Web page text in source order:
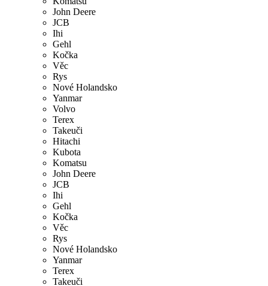
John Deere
JCB
Ihi
Gehl
Kočka
Věc
Rys
Nové Holandsko
Yanmar
Volvo
Terex
Takeuči
Hitachi
Kubota
Komatsu
John Deere
JCB
Ihi
Gehl
Kočka
Věc
Rys
Nové Holandsko
Yanmar
Terex
Takeuči